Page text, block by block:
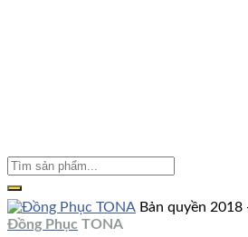
Bản quyền
Đồng Phục TONA